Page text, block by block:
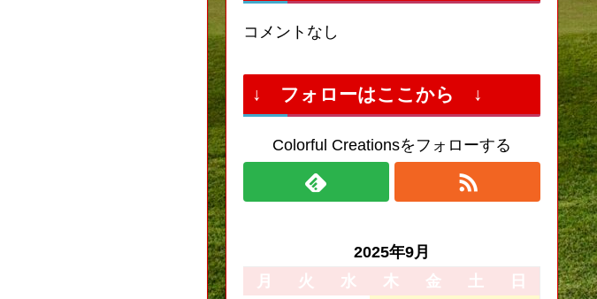
コメントなし
↓ フォローはここから ↓
Colorful Creationsをフォローする
2025年9月
月
火 水 木 金 土
日